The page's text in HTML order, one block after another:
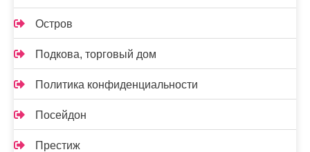
Остров
Подкова, торговый дом
Политика конфиденциальности
Посейдон
Престиж